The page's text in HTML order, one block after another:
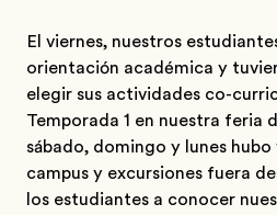
El viernes, nuestros
orientación académica y
elegir sus actividades co-
Temporada 1 en nuestra feria
sábado, domingo y lunes hubo
campus y excursiones fuera
los estudiantes a conocer